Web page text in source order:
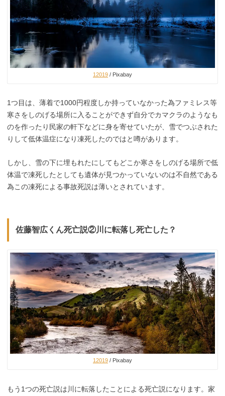
12019 / Pixabay
1つ目は、薄着で1000円程度しか持っていなかった為ファミレス等
寒さをしのげる場所に入ることができず自分でカマクラのようなも
のを作ったり民家の軒下などに身を寄せていたが、雪でつぶされた
りして低体温症になり凍死したのではと噂があります。
しかし、雪の下に埋もれたにしてもどこか寒さをしのげる場所で低
体温で凍死したとしても遺体が見つかっていないのは不自然である
為この凍死による事故死説は薄いとされています。
佐藤智広くん死亡説②川に転落し死亡した？
12019 / Pixabay
もう1つの死亡説は川に転落したことによる死亡説になります。家